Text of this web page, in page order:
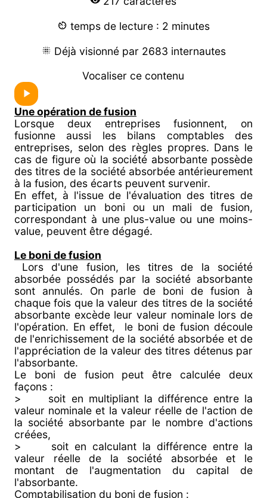
temps de lecture : 2 minutes
Déjà visionné par 2683 internautes
Vocaliser ce contenu
Une opération de fusion
Lorsque deux entreprises fusionnent, on
fusionne aussi les bilans comptables des
entreprises, selon des règles propres. Dans le
cas de figure où la société absorbante possède
des titres de la société absorbée antérieurement
à la fusion, des écarts peuvent survenir.
En effet, à l'issue de l'évaluation des titres de
participation un boni ou un mali de fusion,
correspondant à une plus-value ou une moins-
value, peuvent être dégagé.
Le boni de fusion
Lors d'une fusion, les titres de la société
absorbée possédés par la société absorbante
sont annulés. On parle de boni de fusion à
chaque fois que la valeur des titres de la société
absorbante excède leur valeur nominale lors de
l'opération. En effet, le boni de fusion découle
de l'enrichissement de la société absorbée et de
l'appréciation de la valeur des titres détenus par
l'absorbante.
Le boni de fusion peut être calculée deux
façons :
> soit en multipliant la différence entre la
valeur nominale et la valeur réelle de l'action de
la société absorbante par le nombre d'actions
créées,
> soit en calculant la différence entre la
valeur réelle de la société absorbée et le
montant de l'augmentation du capital de
l'absorbante.
Comptabilisation du boni de fusion :